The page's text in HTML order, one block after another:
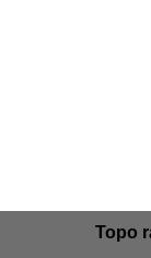
Topo